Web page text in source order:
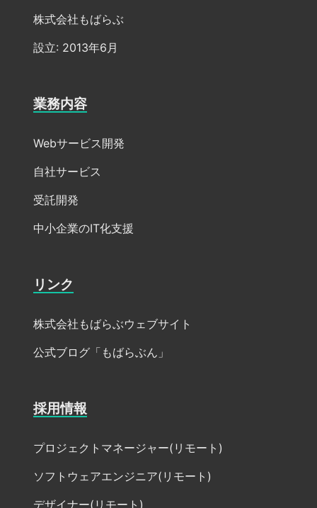
株式会社もばらぶ
設立: 2013年6月
業務内容
Webサービス開発
自社サービス
受託開発
中小企業のIT化支援
リンク
株式会社もばらぶウェブサイト
公式ブログ「もばらぶん」
採用情報
プロジェクトマネージャー(リモート)
ソフトウェアエンジニア(リモート)
デザイナー(リモート)